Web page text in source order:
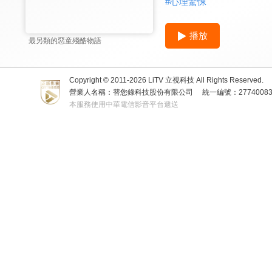
最另類的惡童殘酷物語
播放
Copyright © 2011-2026 LiTV 立視科技 All Rights Reserved.
營業人名稱：替您錄科技股份有限公司
統一編號：
本服務使用中華電信影音平台遞送